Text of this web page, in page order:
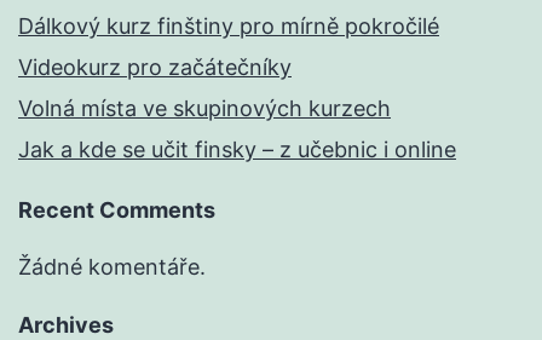
Dálkový kurz finštiny pro mírně pokročilé
Videokurz pro začátečníky
Volná místa ve skupinových kurzech
Jak a kde se učit finsky – z učebnic i online
Recent Comments
Žádné komentáře.
Archives